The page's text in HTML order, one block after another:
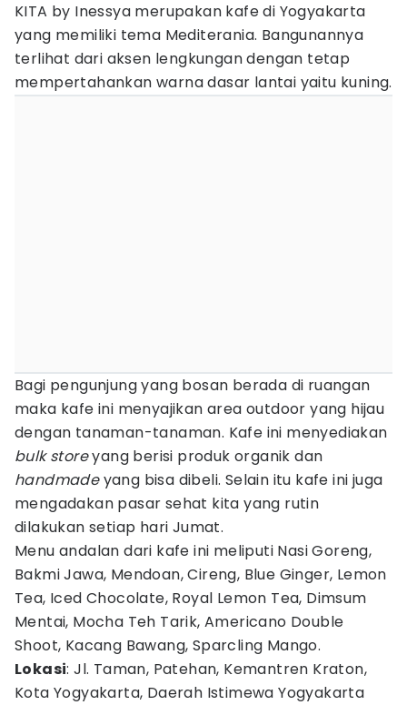
KITA by Inessya merupakan kafe di Yogyakarta
yang memiliki tema Mediterania. Bangunannya
terlihat dari aksen lengkungan dengan tetap
mempertahankan warna dasar lantai yaitu kuning.
Bagi pengunjung yang bosan berada di ruangan
maka kafe ini menyajikan area outdoor yang hijau
dengan tanaman-tanaman. Kafe ini menyediakan
bulk storeyang berisi produk organik dan
handmadeyang bisa dibeli. Selain itu kafe ini juga
mengadakan pasar sehat kita yang rutin
dilakukan setiap hari Jumat.
Menu andalan dari kafe ini meliputi Nasi Goreng,
Bakmi Jawa, Mendoan, Cireng, Blue Ginger, Lemon
Tea, Iced Chocolate, Royal Lemon Tea, Dimsum
Mentai, Mocha Teh Tarik, Americano Double
Shoot, Kacang Bawang, Sparcling Mango.
Lokasi: Jl. Taman, Patehan, Kemantren Kraton,
Kota Yogyakarta, Daerah Istimewa Yogyakarta